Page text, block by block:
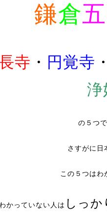
鎌倉五
寺 ・ 円覚寺 ・
浄
の５つ
さすがに日
この５つはわ
かっていない人は しっか